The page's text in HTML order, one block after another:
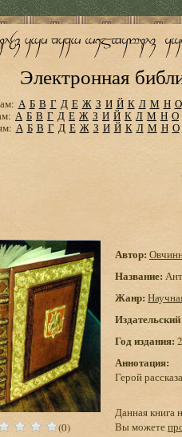
Электронная
А Б В Г Д Е Ж З И Й К Л М Н О
А Б В Г Д Е Ж З И Й К Л М Н О
А Б В Г Д Е Ж З И Й К Л М Н О
(0)
Автор:
Название:
Жанр:
Год издания:
Аннотация:
Герой
Данная книга
Вы можете